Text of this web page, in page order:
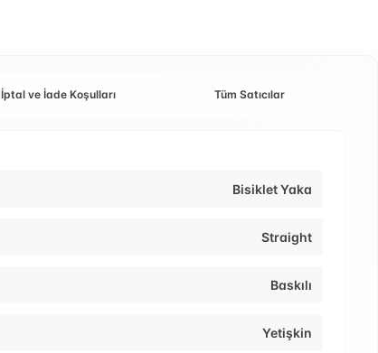
İptal ve İade Koşulları Tüm Satıcılar
Bisiklet Yaka
Straight
Baskılı
Yetişkin